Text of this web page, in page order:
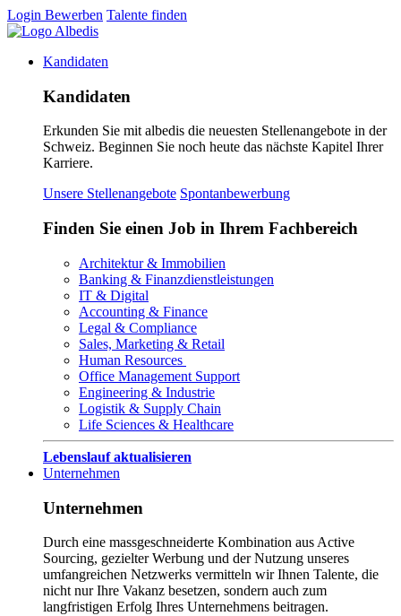
Login Bewerben Talente finden
Kandidaten
Kandidaten
Erkunden Sie mit albedis die neuesten Stellenangebote in der
Schweiz. Beginnen Sie noch heute das nächste Kapitel Ihrer
Karriere.
Unsere Stellenangebote Spontanbewerbung
Finden Sie einen Job in Ihrem Fachbereich
Architektur & Immobilien
Banking & Finanzdienstleistungen
IT & Digital
Accounting & Finance
Legal & Compliance
Sales, Marketing & Retail
Human Resources
Office Management Support
Engineering & Industrie
Logistik & Supply Chain
Life Sciences & Healthcare
Lebenslauf aktualisieren
Unternehmen
Unternehmen
Durch eine massgeschneiderte Kombination aus Active
Sourcing, gezielter Werbung und der Nutzung unseres
umfangreichen Netzwerks vermitteln wir Ihnen Talente, die
nicht nur Ihre Vakanz besetzen, sondern auch zum
langfristigen Erfolg Ihres Unternehmens beitragen.